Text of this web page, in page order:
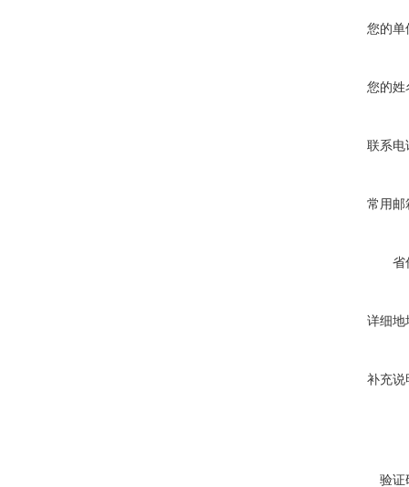
您的单
您的姓
联系电
常用邮
省
详细地
补充说
验证